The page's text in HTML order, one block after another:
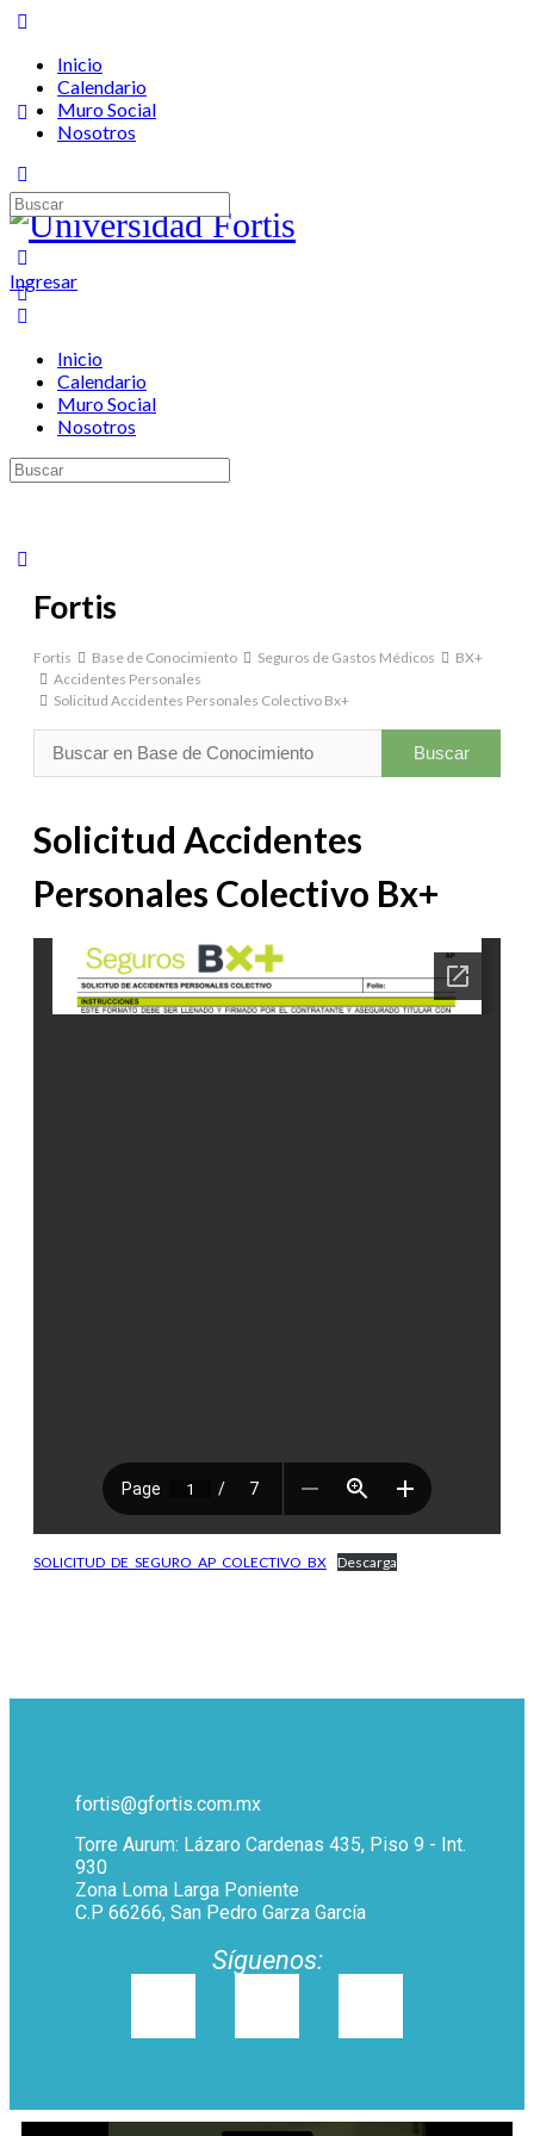
Inicio
Calendario
Muro Social
Nosotros
Ingresar
Inicio
Calendario
Muro Social
Nosotros
Fortis
Fortis Base de Conocimiento Seguros de Gastos Médicos
BX+
Accidentes Personales
Solicitud Accidentes Personales Colectivo Bx+
Solicitud Accidentes
Personales Colectivo Bx+
SOLICITUD_DE_SEGURO_AP_COLECTIVO_BX Descarga
fortis@gfortis.com.mx
Torre Aurum: Lázaro Cardenas 435, Piso 9 - Int.
930
Zona Loma Larga Poniente
C.P 66266, San Pedro Garza García
Síguenos: